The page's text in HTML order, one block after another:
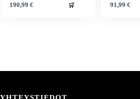
190,99€ 🛒 91,99 €
YHTEYSTIEDOT